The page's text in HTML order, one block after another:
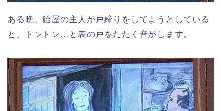
ある晩、飴屋の主人が戸締りをしてようとしている
と、トントン…と表の戸をたたく音がします。